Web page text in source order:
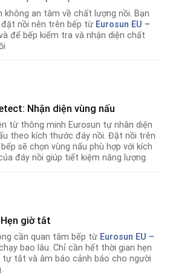
không an tâm về chất lượng nồi. Bạn
nồi nên trên bếp từ Eurosun EU –
để bếp kiểm tra và nhận diện chất
Nhận diện vùng nấu
từ thông minh Eurosun tự nhân diện
theo kích thước đáy nồi. Đặt nồi trên
sẽ chọn vùng nấu phù hợp với kích
đáy nồi giúp tiết kiệm năng lượng.
giờ tắt
cần quan tâm bếp từ Eurosun EU –
bao lâu. Chỉ cần hết thời gian hẹn
tự tắt và âm báo cảnh báo cho người